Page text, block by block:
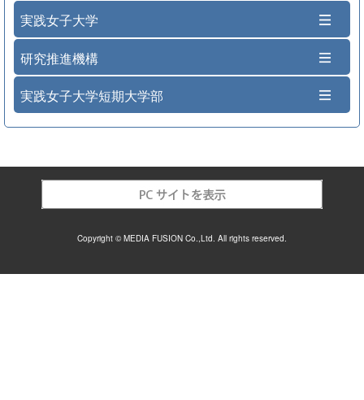
実践女子大学
研究推進機構
実践女子大学短期大学部
Copyright © MEDIA FUSION Co.,Ltd. All rights reserved.